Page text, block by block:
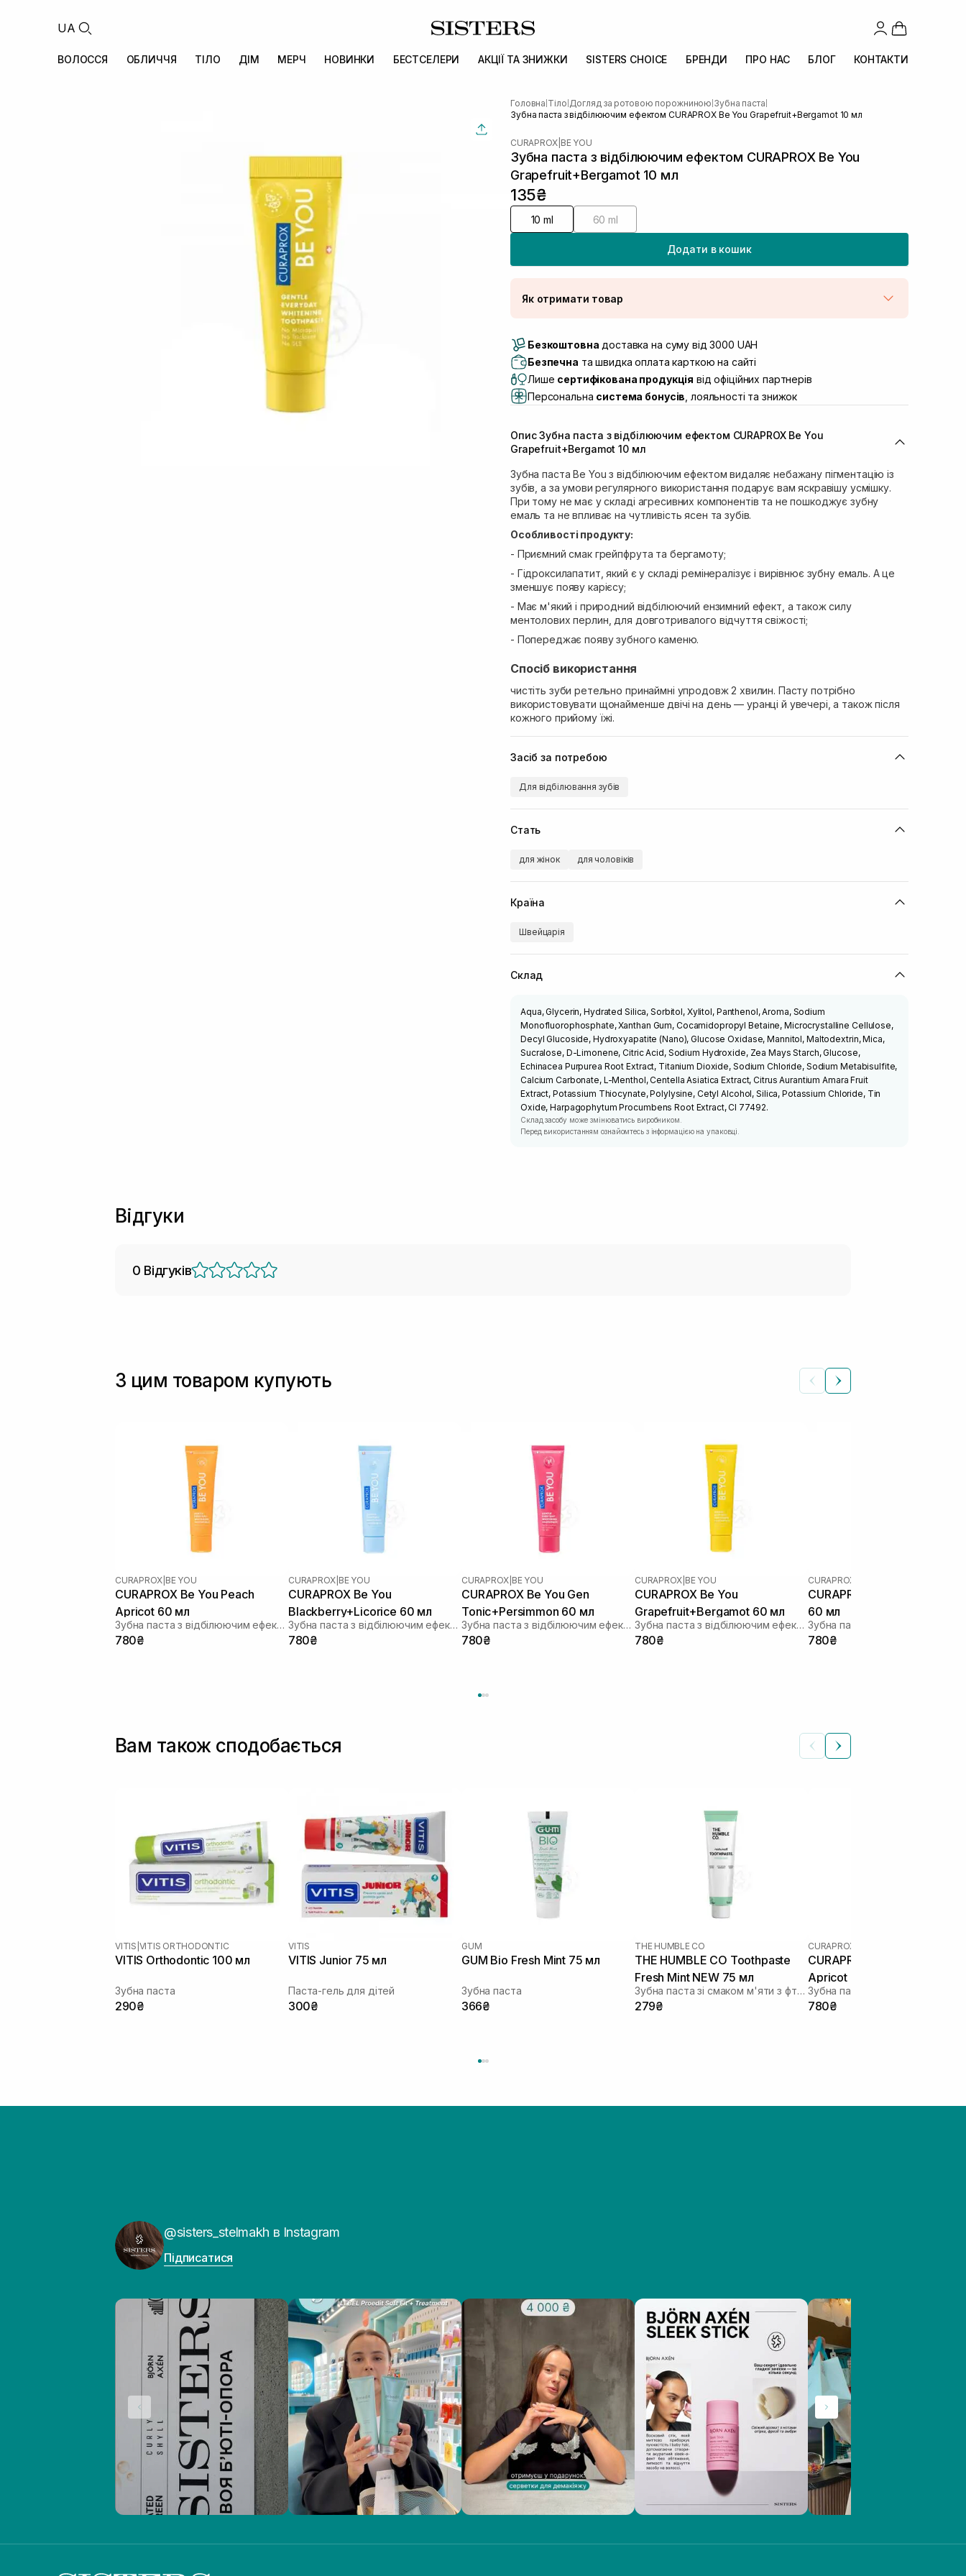
UA
ВОЛОССЯ ОБЛИЧЧЯ ТІЛО ДІМ МЕРЧ НОВИНКИ БЕСТСЕЛЕРИ АКЦІЇ ТА ЗНИЖКИ SISTERS CHOICE БРЕНДИ ПРО НАС БЛОГ КОНТАКТИ
Головна Тіло Догляд за ротовою порожниною Зубна паста
Зубна паста з відбілюючим ефектом CURAPROX Be You Grapefruit+Bergamot 10 мл
CURAPROX BE YOU
Зубна паста з відбілюючим ефектом CURAPROX Be You
Grapefruit+Bergamot 10 мл
135₴
10 ml 60 ml
Додати в кошик
Як отримати товар
Самовивіз м. Луцьк, вул. Винниченка 4
Самовивіз м. Львів, вул. Академіка Підстригача, 1В (Duck’s
Самовивіз м. Львів, вул. Івана Франка 36
Самовивіз м. Львів, вул. Степана Бандери 45 В наявності
Самовивіз м. Рівне, вул. Кулика і Гудачека 23 (ТЦ Екватор) В наявності
Безкоштовна доставка на суму від 3000 UAH
Безпечна та швидка оплата карткою на сайті
Лише сертифікована продукція від офіційних партнерів
Персональна система бонусів , лояльності та знижок
Опис Зубна паста з відбілюючим ефектом CURAPROX Be You
Grapefruit+Bergamot 10 мл
Зубна паста Be You з відбілюючим ефектом видаляє небажану пігментацію із
зубів, а за умови регулярного використання подарує вам яскравішу усмішку.
При тому не має у складі агресивних компонентів та не пошкоджує зубну
емаль та не впливає на чутливість ясен та зубів.
Особливості продукту:
- Приємний смак грейпфрута та бергамоту;
- Гідроксилапатит, який є у складі ремінералізує і вирівнює зубну емаль. А це
зменшує появу карієсу;
- Має м'який і природний відбілюючий ензимний ефект, а також силу
ментолових перлин, для довготривалого відчуття свіжості;
- Попереджає появу зубного каменю.
Спосіб використання
чистіть зуби ретельно принаймні упродовж 2 хвилин. Пасту потрібно
використовувати щонайменше двічі на день — уранці й увечері, а також після
кожного прийому їжі.
Засіб за потребою
Для відбілювання зубів
Стать
для жінок для чоловіків
Країна
Швейцарія
Склад
Aqua, Glycerin, Hydrated Silica, Sorbitol, Xylitol, Panthenol, Aroma, Sodium
Monofluorophosphate, Xanthan Gum, Cocamidopropyl Betaine, Microcrystalline Cellulose,
Decyl Glucoside, Hydroxyapatite (Nano), Glucose Oxidase, Mannitol, Maltodextrin, Mica,
Sucralose, D-Limonene, Citric Acid, Sodium Hydroxide, Zea Mays Starch, Glucose,
Echinacea Purpurea Root Extract, Titanium Dioxide, Sodium Chloride, Sodium Metabisulfite,
Calcium Carbonate, L-Menthol, Centella Asiatica Extract, Citrus Aurantium Amara Fruit
Extract, Potassium Thiocynate, Polylysine, Cetyl Alcohol, Silica, Potassium Chloride, Tin
Oxide, Harpagophytum Procumbens Root Extract, CI 77492.
Склад засобу може змінюватись виробником.
Перед використанням ознайомтесь з інформацією на упаковці.
Відгуки
0 Відгуків
З цим товаром купують
CURAPROX BE YOU
CURAPROX Be You Peach
Apricot 60 мл
Зубна паста з відбілюючим ефектом
780₴
CURAPROX BE YOU
CURAPROX Be You
Blackberry+Licorice 60 мл
Зубна паста з відбілюючим ефектом
780₴
CURAPROX BE YOU
CURAPROX Be You Gen
Tonic+Persimmon 60 мл
Зубна паста з відбілюючим ефектом
780₴
CURAPROX BE YOU
CURAPROX Be You
Grapefruit+Bergamot 60 мл
Зубна паста з відбілюючим ефектом
780₴
CURAPROX
CURAPROX Be You
60 мл
780₴
Вам також сподобається
VITIS VITIS ORTHODONTIC
VITIS Orthodontic 100 мл
Зубна паста
290₴
VITIS
VITIS Junior 75 мл
Паста-гель для дітей
300₴
GUM
GUM Bio Fresh Mint 75 мл
Зубна паста
366₴
THE HUMBLE CO
THE HUMBLE CO Toothpaste
Fresh Mint NEW 75 мл
Зубна паста зі смаком м'яти з фтором
279₴
CURAPROX
CURAPROX Be You Peach
Apricot 60 мл
780₴
@sisters_stelmakh в Instagram
Підписатися